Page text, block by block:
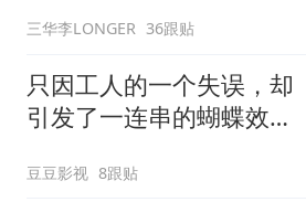
三华李LONGER 36跟贴
只因工人的一个失误，却
引发了一连串的蝴蝶效
豆豆影视 8跟贴